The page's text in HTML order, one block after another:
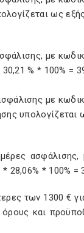
ως
με
% * 100% =
με
υπολογίζεται
28,06% * 100% =
των 1300 €
και